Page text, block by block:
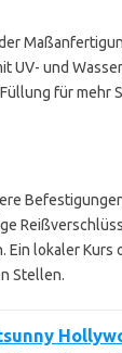
UV- und
für mehr
Ein lokaler Kurs
Stellen.